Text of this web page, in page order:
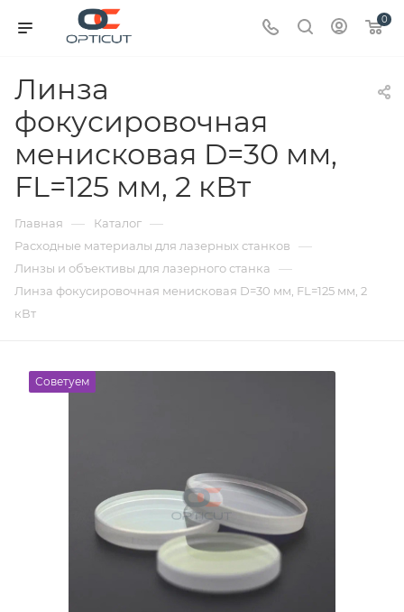
0
Линза
фокусировочная
менисковая D=30 мм,
FL=125 мм, 2 кВт
Главная — Каталог —
Расходные материалы для лазерных станков —
Линзы и объективы для лазерного станка —
Линза фокусировочная менисковая D=30 мм, FL=125 мм, 2
кВт
Советуем